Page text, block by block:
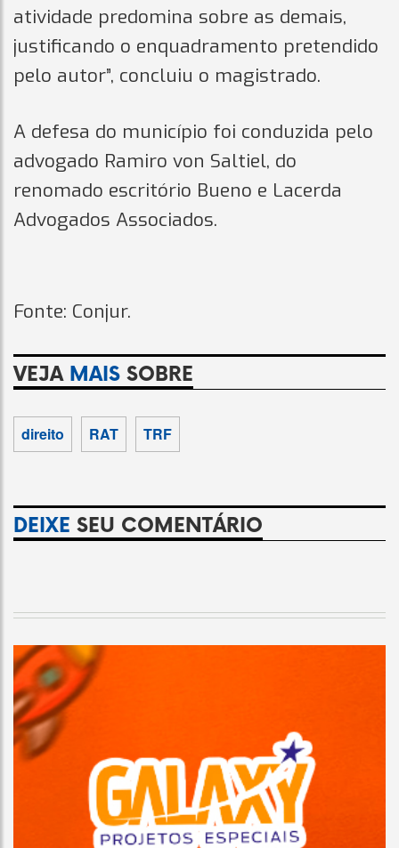
atividade predomina sobre as demais,
justificando o enquadramento pretendido
pelo autor”, concluiu o magistrado.
A defesa do município foi conduzida pelo
advogado Ramiro von Saltiel, do
renomado escritório Bueno e Lacerda
Advogados Associados.
Fonte: Conjur.
VEJA MAIS SOBRE
direito RAT TRF
DEIXE SEU COMENTÁRIO